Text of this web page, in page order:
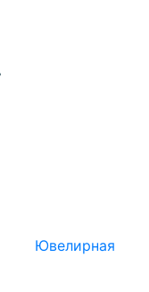
Ювелирная